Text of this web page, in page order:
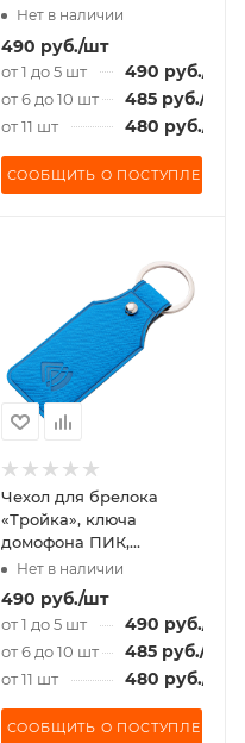
«Подорожник», Desert,
темно-синий
Нет в наличии
490 руб./шт
от 1 до 5 шт 490 руб./шт
от 6 до 10 шт 485руб./шт
от 11 шт 480 руб./шт
СООБЩИТЬ О ПОСТУПЛЕНИИ
Чехол для брелока
«Тройка», ключа
домофона ПИК,
«Подорожник» голубой
Нет в наличии
490 руб./шт
от 1 до 5 шт 490 руб./шт
от 6 до 10 шт 485руб./шт
от 11 шт 480 руб./шт
СООБЩИТЬ О ПОСТУПЛЕНИИ